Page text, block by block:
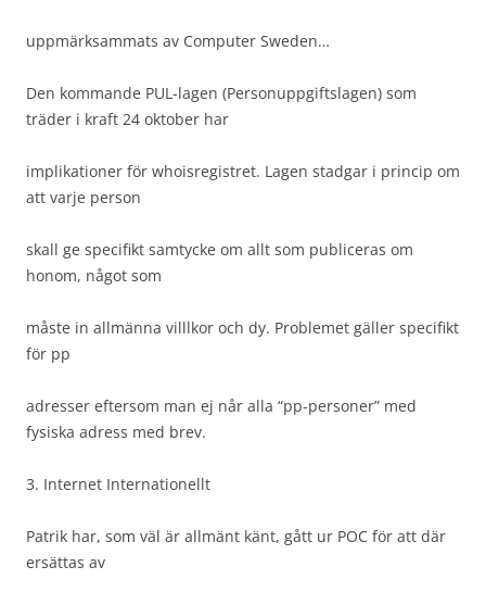
uppmärksammats av Computer Sweden…
Den kommande PUL-lagen (Personuppgiftslagen) som
träder i kraft 24 oktober har
implikationer för whoisregistret. Lagen stadgar i princip om
att varje person
skall ge specifikt samtycke om allt som publiceras om
honom, något som
måste in allmänna villlkor och dy. Problemet gäller specifikt
för pp
adresser eftersom man ej når alla “pp-personer” med
fysiska adress med brev.
3. Internet Internationellt
Patrik har, som väl är allmänt känt, gått ur POC för att där
ersättas av